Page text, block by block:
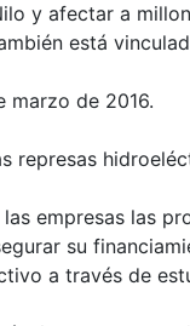
y afectar a
está
marzo de 2016.
represas
empresas las
su
a través de